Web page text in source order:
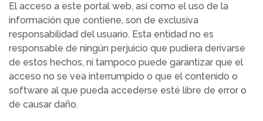
El acceso a este portal web, así como el uso de la
información que contiene, son de exclusiva
responsabilidad del usuario. Esta entidad no es
responsable de ningún perjuicio que pudiera derivarse
de estos hechos, ni tampoco puede garantizar que el
acceso no se vea interrumpido o que el contenido o
software al que pueda accederse esté libre de error o
de causar daño.